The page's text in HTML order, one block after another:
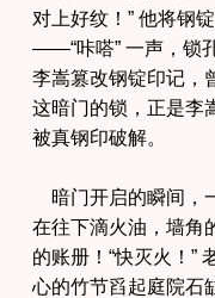
对上好纹！” 他将钢
——“咔嗒” 一声，锁
李嵩篡改钢锭印记，
这暗门的锁，正是李
被真钢印破解。
暗门开启的瞬间，
在往下滴火油，墙角
的账册！“快灭火！”
心的竹节舀起庭院石